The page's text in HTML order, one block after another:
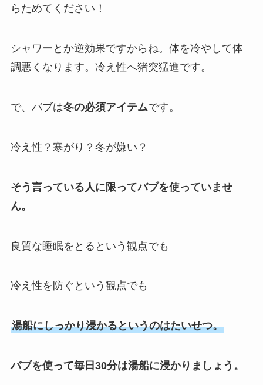
らためてください！
シャワーとか逆効果ですからね。体を冷やして体
調悪くなります。冷え性へ猪突猛進です。
で、バブは冬の必須アイテムです。
冷え性？寒がり？冬が嫌い？
そう言っている人に限ってバブを使っていませ
ん。
良質な睡眠をとるという観点でも
冷え性を防ぐという観点でも
湯船にしっかり浸かるというのはたいせつ。
バブを使って毎日30分は湯船に浸かりましょう。